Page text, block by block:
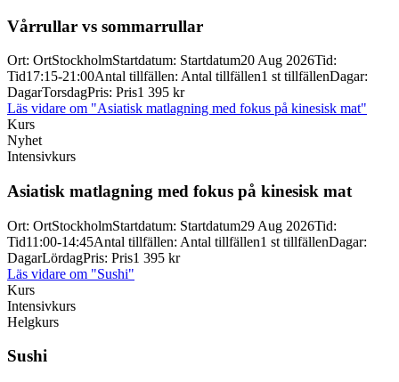
Vårrullar vs sommarrullar
Ort: OrtStockholmStartdatum: Startdatum20 Aug 2026Tid:
Tid17:15-21:00Antal tillfällen: Antal tillfällen1 st tillfällenDagar:
DagarTorsdagPris: Pris1 395 kr
Läs vidare om "Asiatisk matlagning med fokus på kinesisk mat"
Kurs
Nyhet
Intensivkurs
Asiatisk matlagning med fokus på kinesisk mat
Ort: OrtStockholmStartdatum: Startdatum29 Aug 2026Tid:
Tid11:00-14:45Antal tillfällen: Antal tillfällen1 st tillfällenDagar:
DagarLördagPris: Pris1 395 kr
Läs vidare om "Sushi"
Kurs
Intensivkurs
Helgkurs
Sushi